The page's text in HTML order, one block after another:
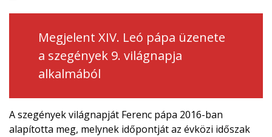
Megjelent XIV. Leó pápa üzenete
a szegények 9. világnapja
alkalmából
A szegények világnapját Ferenc pápa 2016-ban
alapította meg, melynek időpontját az évközi időszak